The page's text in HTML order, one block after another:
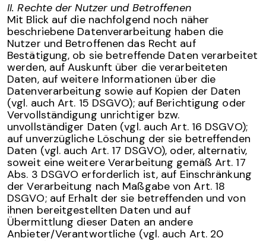
II. Rechte der Nutzer und Betroffenen
Mit Blick auf die nachfolgend noch näher
beschriebene Datenverarbeitung haben die
Nutzer und Betroffenen das Recht auf
Bestätigung, ob sie betreffende Daten verarbeitet
werden, auf Auskunft über die verarbeiteten
Daten, auf weitere Informationen über die
Datenverarbeitung sowie auf Kopien der Daten
(vgl. auch Art. 15 DSGVO); auf Berichtigung oder
Vervollständigung unrichtiger bzw.
unvollständiger Daten (vgl. auch Art. 16 DSGVO);
auf unverzügliche Löschung der sie betreffenden
Daten (vgl. auch Art. 17 DSGVO), oder, alternativ,
soweit eine weitere Verarbeitung gemäß Art. 17
Abs. 3 DSGVO erforderlich ist, auf Einschränkung
der Verarbeitung nach Maßgabe von Art. 18
DSGVO; auf Erhalt der sie betreffenden und von
ihnen bereitgestellten Daten und auf
Übermittlung dieser Daten an andere
Anbieter/Verantwortliche (vgl. auch Art. 20